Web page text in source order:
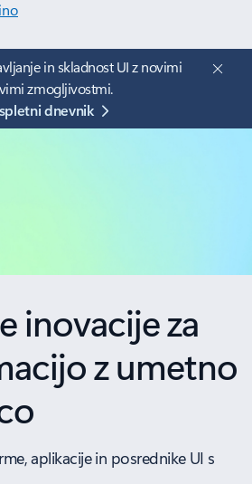
in skladnost UI z novimi
zmogljivostmi.
dnevnik
inovacije za
z umetno
aplikacije in posrednike UI s